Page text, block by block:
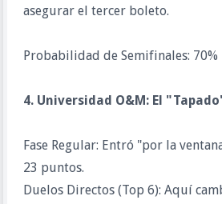
asegurar el tercer boleto.
Probabilidad de Semifinales: 70%
4. Universidad O&M: El
Fase Regular: Entró "por la
23 puntos.
Duelos Directos (Top 6): Aquí